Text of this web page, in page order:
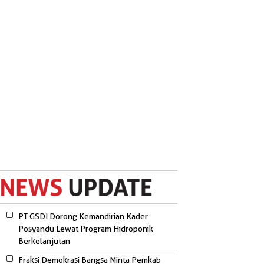
PT GSDI Dorong Kemandirian Kader
Posyandu Lewat Program Hidroponik
Berkelanjutan
Fraksi Demokrasi Bangsa Minta Pemkab